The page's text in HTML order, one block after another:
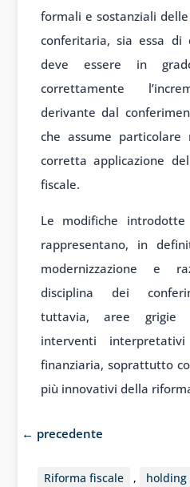
formali e sostanziali
conferitaria, sia essa di
deve essere in
correttamente
derivante dal
che assume
corretta applicazione
fiscale.
Le modifiche
rappresentano, in
modernizzazione e
disciplina dei
tuttavia, aree grigie
interventi interpretativi
finanziaria, soprattutto
più innovativi della
← precedente
Riforma fiscale , holding